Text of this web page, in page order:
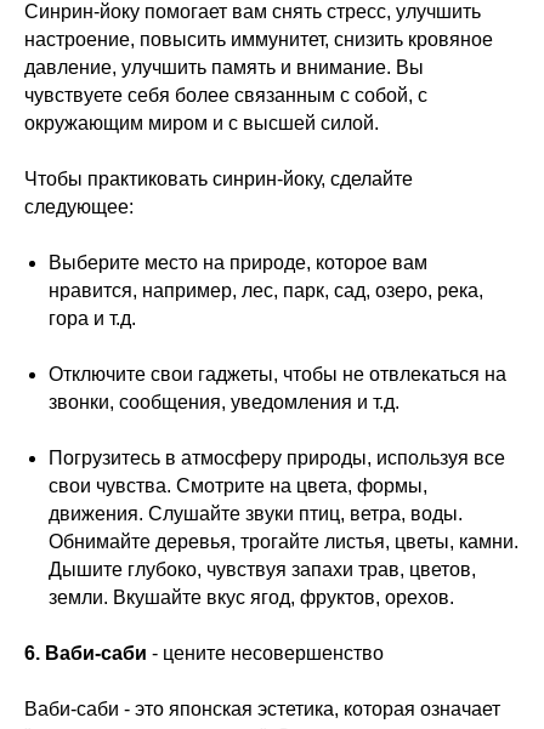
Синрин-йоку помогает вам снять стресс, улучшить
настроение, повысить иммунитет, снизить кровяное
давление, улучшить память и внимание. Вы
чувствуете себя более связанным с собой, с
окружающим миром и с высшей силой.
Чтобы практиковать синрин-йоку, сделайте
следующее:
Выберите место на природе, которое вам
нравится, например, лес, парк, сад, озеро, река,
гора и т.д.
Отключите свои гаджеты, чтобы не отвлекаться на
звонки, сообщения, уведомления и т.д.
Погрузитесь в атмосферу природы, используя все
свои чувства. Смотрите на цвета, формы,
движения. Слушайте звуки птиц, ветра, воды.
Обнимайте деревья, трогайте листья, цветы, камни.
Дышите глубоко, чувствуя запахи трав, цветов,
земли. Вкушайте вкус ягод, фруктов, орехов.
6. Ваби-саби - цените несовершенство
Ваби-саби - это японская эстетика, которая означает